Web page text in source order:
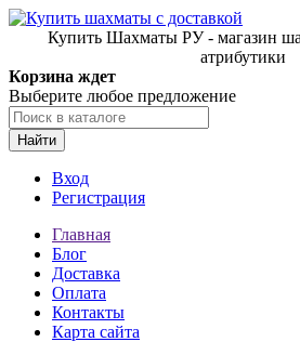
Купить Шахматы РУ - магазин
атрибутики
Корзина ждет
Выберите любое предложение
Найти
Вход
Регистрация
Главная
Блог
Доставка
Оплата
Контакты
Карта сайта